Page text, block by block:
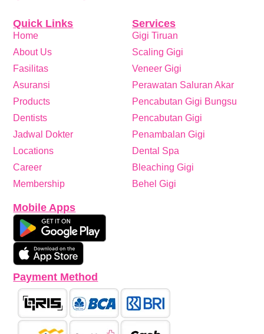
Services
Gigi Tiruan
Scaling Gigi
Veneer Gigi
Perawatan Saluran Akar
Pencabutan Gigi Bungsu
Pencabutan Gigi
Penambalan Gigi
Dental Spa
Bleaching Gigi
Behel Gigi
Quick Links
Home
About Us
Fasilitas
Asuransi
Products
Dentists
Jadwal Dokter
Locations
Career
Membership
Mobile Apps
Payment Method